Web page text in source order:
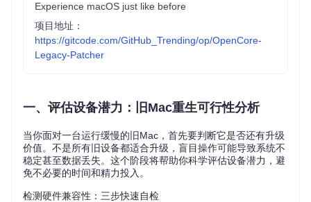
Experience macOS just like before
项目地址：
https://gitcode.com/GitHub_Trending/op/OpenCore-
Legacy-Patcher
一、评估设备潜力：旧Mac重生可行性分析
当你面对一台运行缓慢的旧Mac，首先要判断它是否还有升级
价值。不是所有旧设备都适合升级，盲目操作可能导致系统不
稳定甚至数据丢失。这个阶段将帮助你科学评估设备潜力，避
免不必要的时间和精力投入。
检测硬件兼容性：三步快速自检